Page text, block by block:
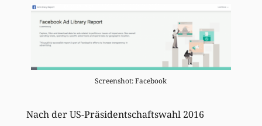
Screenshot: Facebook
Nach der US-Präsidentschaftswahl 2016